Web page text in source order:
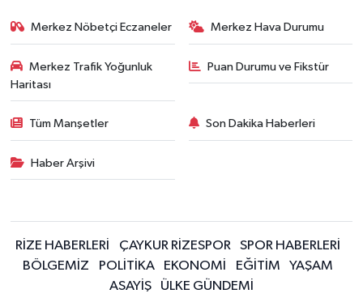
Merkez Nöbetçi Eczaneler Merkez Hava Durumu
Merkez Trafik Yoğunluk
Haritası
Puan Durumu ve Fikstür
Tüm Manşetler Son Dakika Haberleri
Haber Arşivi
RİZE HABERLERİ ÇAYKUR RİZESPOR
SPOR HABERLERİ
BÖLGEMİZ
POLİTİKA EKONOMİ EĞİTİM
YAŞAM
ASAYİŞ
ÜLKE GÜNDEMİ